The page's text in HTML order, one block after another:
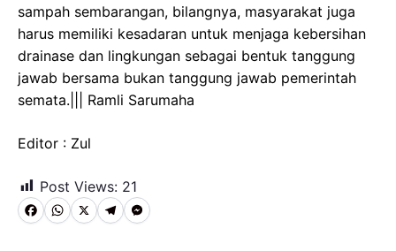
sampah sembarangan, bilangnya, masyarakat juga
harus memiliki kesadaran untuk menjaga kebersihan
drainase dan lingkungan sebagai bentuk tanggung
jawab bersama bukan tanggung jawab pemerintah
semata.||| Ramli Sarumaha
Editor : Zul
Post Views: 21
F WX T M